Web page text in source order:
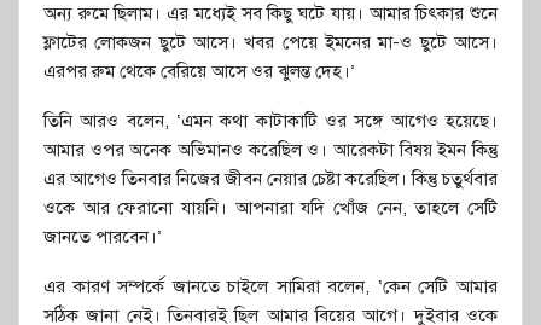
অন্য রুমে ছিলাম। এর মধ্যেই সব কিছু ঘটে যায়। আমার চিৎকার শুনে
ফ্লাটের লোকজন ছুটে আসে। খবর পেয়ে ইমনের মা-ও ছুটে আসে।
এরপর রুম থেকে বেরিয়ে আসে ওর ঝুলন্ত দেহ।’
তিনি আরও বলেন, ‘এমন কথা কাটাকাটি ওর সঙ্গে আগেও হয়েছে।
আমার ওপর অনেক অভিমানও করেছিল ও। আরেকটা বিষয় ইমন কিন্তু
এর আগেও তিনবার নিজের জীবন নেয়ার চেষ্টা করেছিল। কিন্তু চতুর্থবার
ওকে আর ফেরানো যায়নি। আপনারা যদি খোঁজ নেন, তাহলে সেটি
জানতে পারবেন।’
এর কারণ সম্পর্কে জানতে চাইলে সামিরা বলেন, ‘কেন সেটি আমার
সঠিক জানা নেই। তিনবারই ছিল আমার বিয়ের আগে। দুইবার ওকে